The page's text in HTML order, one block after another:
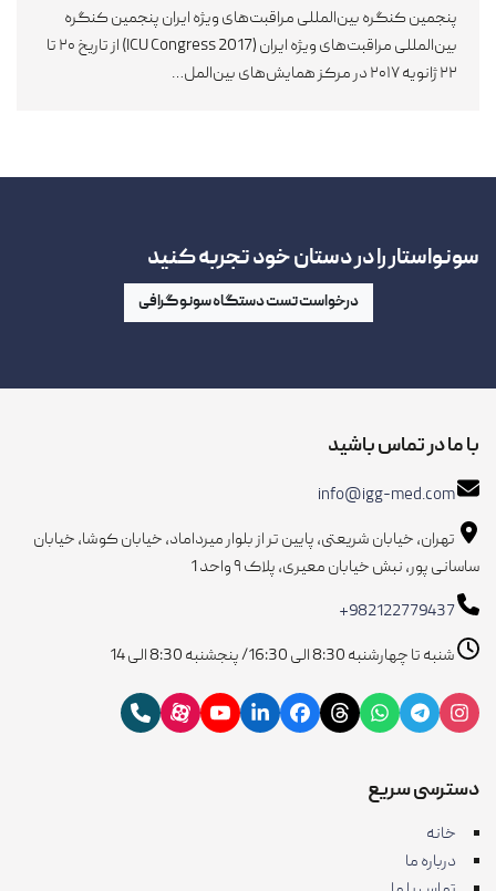
پنجمین کنگره بین‌المللی مراقبت‌های ویژه ایران پنجمین کنگره
بین‌المللی مراقبت‌های ویژه ایران (ICU Congress 2017) از تاریخ ۲۰ تا
۲۲ ژانویه ۲۰۱۷ در مرکز همایش‌های بین‌المل…
سونواستار را در دستان خود تجربه کنید
درخواست تست دستگاه سونوگرافی
با ما در تماس باشید
info@igg-med.com
تهران، خیابان شریعتی، پایین تر از بلوار میرداماد، خیابان کوشا، خیابان
ساسانی پور، نبش خیابان معیری، پلاک ۹ واحد 1
+982122779437
شنبه تا چهارشنبه 8:30 الی 16:30/ پنجشنبه 8:30 الی 14
دسترسی سریع
خانه
درباره ما